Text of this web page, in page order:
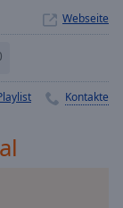
Webseite
Kontakte